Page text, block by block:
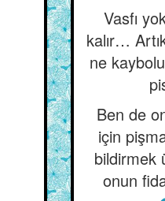
Vasfı
kalır…
ne
Ben de
için
bildirmek
onun